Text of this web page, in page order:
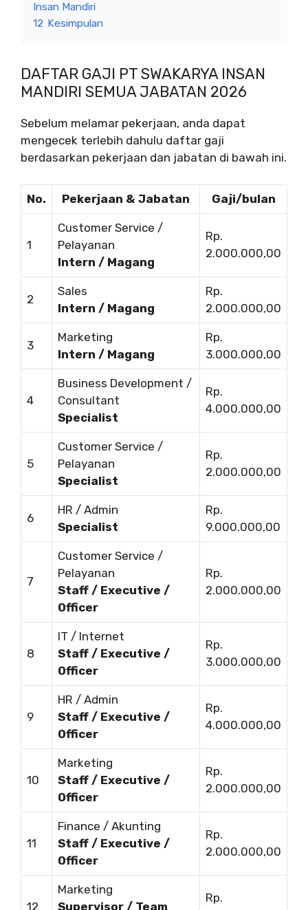
Insan Mandiri
12 Kesimpulan
DAFTAR GAJI PT SWAKARYA INSAN
MANDIRI SEMUA JABATAN 2026
Sebelum melamar pekerjaan, anda dapat
mengecek terlebih dahulu daftar gaji
berdasarkan pekerjaan dan jabatan di bawah ini.
No. Pekerjaan & Jabatan Gaji/bulan
1
Customer Service /
Pelayanan
Intern / Magang
Rp.
2.000.000,00
2
Sales
Intern / Magang
Rp.
2.000.000,00
3
Marketing
Intern / Magang
Rp.
3.000.000,00
4
Business Development /
Consultant
Specialist
Rp.
4.000.000,00
5
Customer Service /
Pelayanan
Specialist
Rp.
2.000.000,00
6
HR / Admin
Specialist
Rp.
9.000.000,00
7
Customer Service /
Pelayanan
Staff / Executive /
Officer
Rp.
2.000.000,00
8
IT / Internet
Staff / Executive /
Officer
Rp.
3.000.000,00
9
HR / Admin
Staff / Executive /
Officer
Rp.
4.000.000,00
10
Marketing
Staff / Executive /
Officer
Rp.
2.000.000,00
11
Finance / Akunting
Staff / Executive /
Officer
Rp.
2.000.000,00
12
Marketing
Supervisor / Team
Rp.